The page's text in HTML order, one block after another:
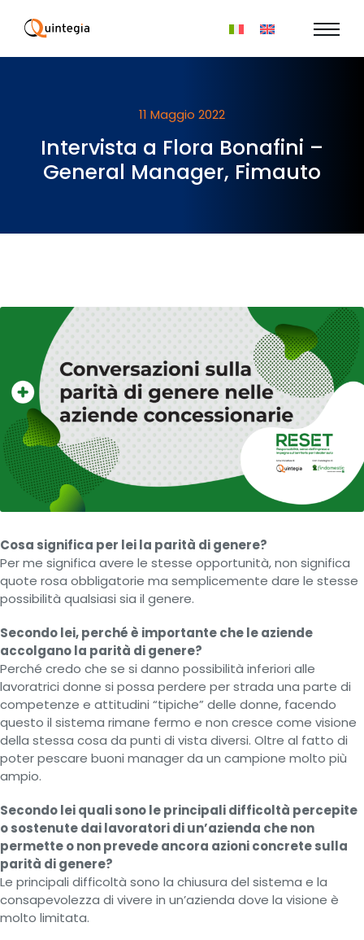
11 Maggio 2022
Intervista a Flora Bonafini –
General Manager, Fimauto
Cosa significa per lei la parità di genere?
Per me significa avere le stesse opportunità, non significa
quote rosa obbligatorie ma semplicemente dare le stesse
possibilità qualsiasi sia il genere.
Secondo lei, perché è importante che le aziende
accolgano la parità di genere?
Perché credo che se si danno possibilità inferiori alle
lavoratrici donne si possa perdere per strada una parte di
competenze e attitudini “tipiche” delle donne, facendo
questo il sistema rimane fermo e non cresce come visione
della stessa cosa da punti di vista diversi. Oltre al fatto di
poter pescare buoni manager da un campione molto più
ampio.
Secondo lei quali sono le principali difficoltà percepite
o sostenute dai lavoratori di un’azienda che non
permette o non prevede ancora azioni concrete sulla
parità di genere?
Le principali difficoltà sono la chiusura del sistema e la
consapevolezza di vivere in un’azienda dove la visione è
molto limitata.